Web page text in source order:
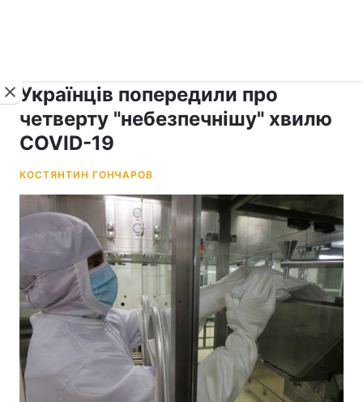
Українців попередили про
четверту "небезпечнішу" хвилю
COVID-19
КОСТЯНТИН ГОНЧАРОВ